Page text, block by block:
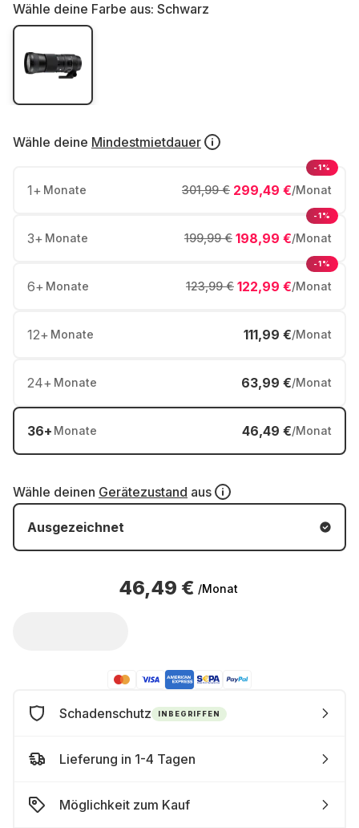
Wähle deine Farbe aus: Schwarz
Wähle deine Mindestmietdauer
1+ Monate 299,49 €/Monat
301,99 €
-1%
3+ Monate 198,99 €/Monat
199,99 €
-1%
6+ Monate 122,99 €/Monat
123,99 €
-1%
12+ Monate 111,99 €/Monat
24+ Monate 63,99 €/Monat
36+ Monate 46,49 €/Monat
Wähle deinen Gerätezustand aus
Ausgezeichnet
46,49 € /Monat
Schadenschutz INBEGRIFFEN
Lieferung in 1-4 Tagen
Möglichkeit zum Kauf